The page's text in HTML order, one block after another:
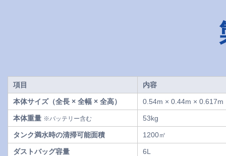
項目 内容
本体サイズ（全長 × 全幅 × 全高） 0.54m × 0.44m × 0.617m
本体重量 ※バッテリー含む 53kg
タンク満水時の清掃可能面積 1200㎡
ダストバッグ容量 6L